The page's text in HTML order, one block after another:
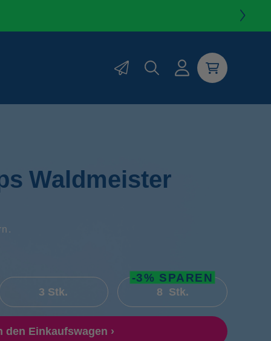
Newsletter-
Einloggen
Warenkorb
Waldmeister
3 Stk. 8 Stk.
-3% SPAREN
den Einkaufswagen ›